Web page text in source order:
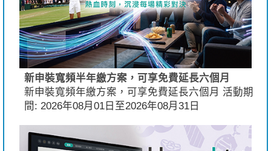
新申裝寬頻半年繳方案，可享免費延長六個月
新申裝寬頻年繳方案，可享免費延長六個月 活動期
間: 2026年08月01日至2026年08月31日